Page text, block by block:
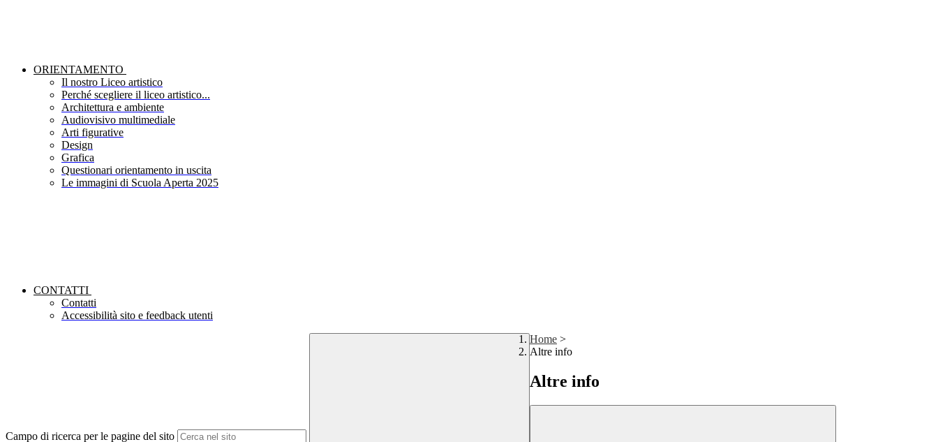
ORIENTAMENTO
Il nostro Liceo artistico
Perché scegliere il liceo artistico...
Architettura e ambiente
Audiovisivo multimediale
Arti figurative
Design
Grafica
Questionari orientamento in uscita
Le immagini di Scuola Aperta 2025
CONTATTI
Contatti
Accessibilità sito e feedback utenti
Campo di ricerca per le pagine del sito
Home >
Altre info
Altre info